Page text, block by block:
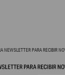
NEWSLETTER PARA RECIBIR